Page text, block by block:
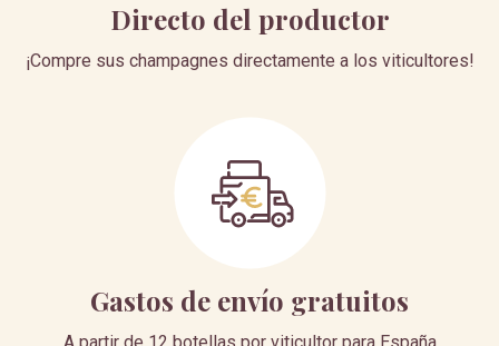
Directo del productor
¡Compre sus champagnes directamente a los viticultores!
Gastos de envío gratuitos